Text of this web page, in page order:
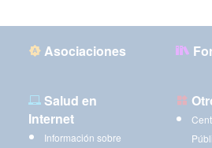
Asociaciones
Salud en
Internet
Información sobre